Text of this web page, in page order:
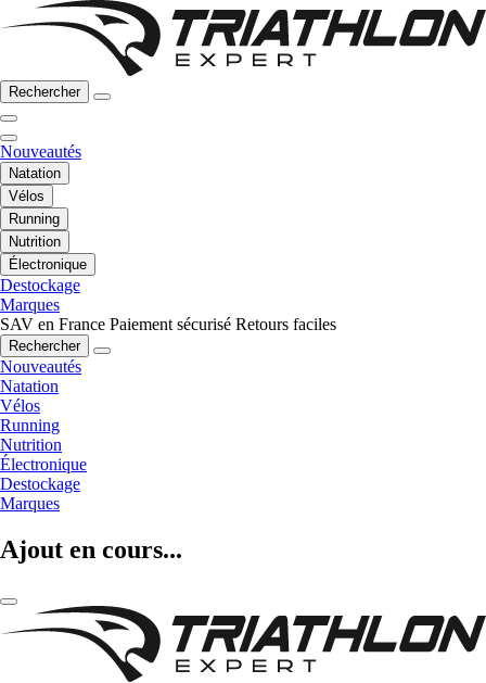
Rechercher
Nouveautés
Natation
Vélos
Running
Nutrition
Électronique
Destockage
Marques
SAV en France Paiement sécurisé Retours faciles
Rechercher
Nouveautés
Natation
Vélos
Running
Nutrition
Électronique
Destockage
Marques
Ajout en cours...